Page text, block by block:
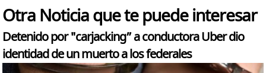
Otra Noticia que te puede interesar
Detenido por "carjacking” a conductora Uber dio
identidad de un muerto a los federales